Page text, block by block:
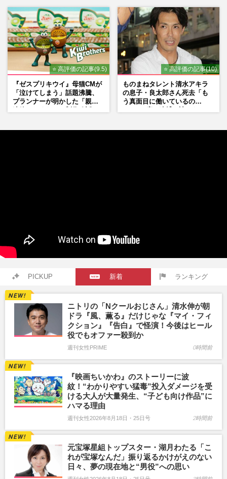
⭐ 高評価の記事(9.5)
『ゼスプリキウイ』母猫CMが
「泣けてしまう」話題沸騰、
プランナーが明かした「親に
⭐ 高評価の記事(10)
ものまねタレント清水アキラ
の息子・良太郎さん死去「も
う真面目に働いているの
PICKUP 新着 ランキング
ニトリの「Nクールおじさん」清水伸が朝
ドラ『風、薫る』だけじゃな『マイ・フィ
クション』『告白』で怪演！今後はヒール
役でもオファー殺到か
週刊女性PRIME 0時間前
『映画ちいかわ』のストーリーに波
紋！“わかりやすい猛毒”投入ダメージを受
ける大人が大量発生、“子ども向け作品”に
ハマる理由
週刊女性2026年8月18日・25日号 2時間前
元宝塚星組トップスター・湖月わたる「こ
れが宝塚なんだ」振り返るかけがえのない
日々、夢の現在地と“男役”への思い